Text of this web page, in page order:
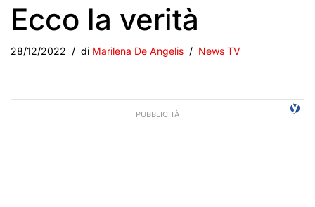
Ecco la verità
28/12/2022 di Marilena De Angelis News TV